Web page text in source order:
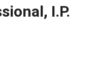
I.P.